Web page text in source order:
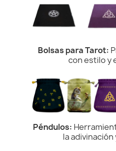
Bolsas para Tarot:
con estilo y
Péndulos:
la adivinación